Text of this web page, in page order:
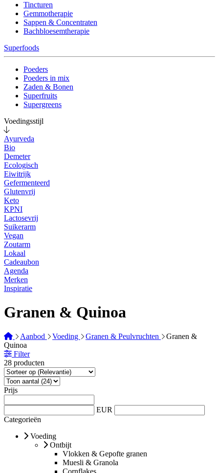
Tincturen
Gemmotherapie
Sappen & Concentraten
Bachbloesemtherapie
Superfoods
Poeders
Poeders in mix
Zaden & Bonen
Superfruits
Supergreens
Voedingsstijl
Ayurveda
Bio
Demeter
Ecologisch
Eiwitrijk
Gefermenteerd
Glutenvrij
Keto
KPNI
Lactosevrij
Suikerarm
Vegan
Zoutarm
Lokaal
Cadeaubon
Agenda
Merken
Inspiratie
Granen & Quinoa
Aanbod Voeding Granen & Peulvruchten
Granen &
Quinoa
Filter
28 producten
Prijs
EUR
Categorieën
Voeding
Ontbijt
Vlokken & Gepofte granen
Muesli & Granola
Cornflakes